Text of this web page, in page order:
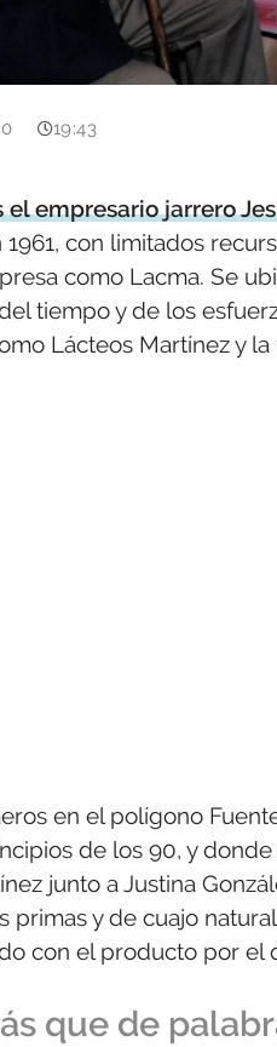
19:43
empresario jarrero
con limitados
como Lacma. Se
tiempo y de los
Lácteos Martínez y
en el polígono
de los 90, y
junto a Justina
primas y de cuajo
con el producto por el
que de